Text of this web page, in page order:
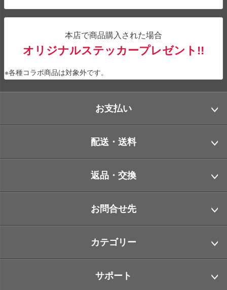
本店で商品購入された場合
オリジナルステッカープレゼント!!
※各種コラボ商品は対象外です。
お支払い
配送・送料
返品・交換
お問合せ先
カテゴリー
サポート